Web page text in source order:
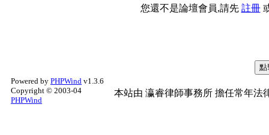
您還不是論壇會員,請先 註冊
Powered by PHPWind v1.3.6
Copyright © 2003-04
PHPWind
本站由 瀛睿律師事務所 擔任常年法